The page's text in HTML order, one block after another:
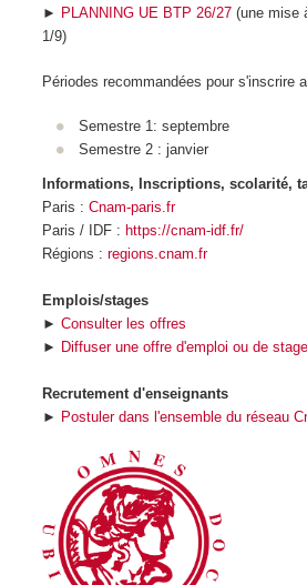
► PLANNING UE BTP 26/27 (une mise
1/9)
Périodes recommandées pour s'inscrire
Semestre 1: septembre
Semestre 2 : janvier
Informations, Inscriptions, scolarité,
Paris : Cnam-paris.fr
Paris / IDF : https://cnam-idf.fr/
Régions : regions.cnam.fr
Emplois/stages
► Consulter les offres
► Diffuser une offre d'emploi ou de stage
Recrutement d'enseignants
► Postuler dans l'ensemble du réseau